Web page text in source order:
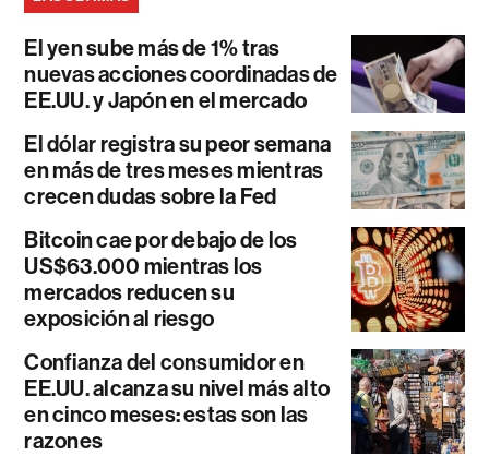
El yen sube más de 1% tras
nuevas acciones coordinadas de
EE.UU. y Japón en el mercado
El dólar registra su peor semana
en más de tres meses mientras
crecen dudas sobre la Fed
Bitcoin cae por debajo de los
US$63.000 mientras los
mercados reducen su
exposición al riesgo
Confianza del consumidor en
EE.UU. alcanza su nivel más alto
en cinco meses: estas son las
razones